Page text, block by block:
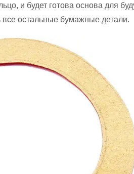
и будет готова основа для
все остальные бумажные детали.